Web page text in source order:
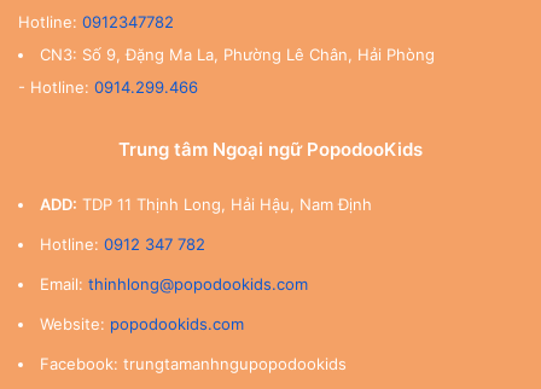
Hotline: 0912347782
CN3: Số 9, Đặng Ma La, Phường Lê Chân, Hải Phòng
- Hotline: 0914.299.466
Trung tâm Ngoại ngữ PopodooKids
ADD: TDP 11 Thịnh Long, Hải Hậu, Nam Định
Hotline: 0912 347 782
Email: thinhlong@popodookids.com
Website: popodookids.com
Facebook: trungtamanhngupopodookids